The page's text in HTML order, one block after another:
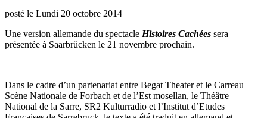
posté le Lundi 20 octobre 2014
Une version allemande du spectacle Histoires Cachées sera
présentée à Saarbrücken le 21 novembre prochain.
Dans le cadre d’un partenariat entre Begat Theater et le Carreau –
Scène Nationale de Forbach et de l’Est mosellan, le Théâtre
National de la Sarre, SR2 Kulturradio et l’Institut d’Etudes